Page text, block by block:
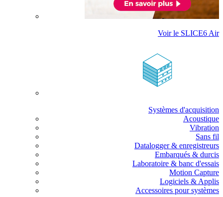
Voir le SLICE6 Air
Systèmes d'acquisition
Acoustique
Vibration
Sans fil
Datalogger & enregistreurs
Embarqués & durcis
Laboratoire & banc d'essais
Motion Capture
Logiciels & Applis
Accessoires pour systèmes